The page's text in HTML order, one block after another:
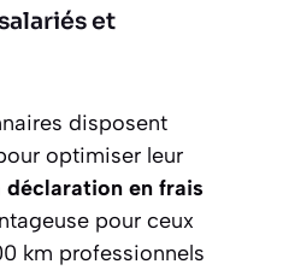
et
disposent
optimiser leur
déclaration en frais
pour ceux
km professionnels